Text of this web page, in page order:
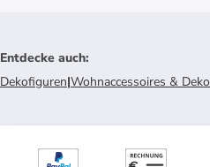
Entdecke auch:
Dekofiguren|Wohnaccessoires & Deko